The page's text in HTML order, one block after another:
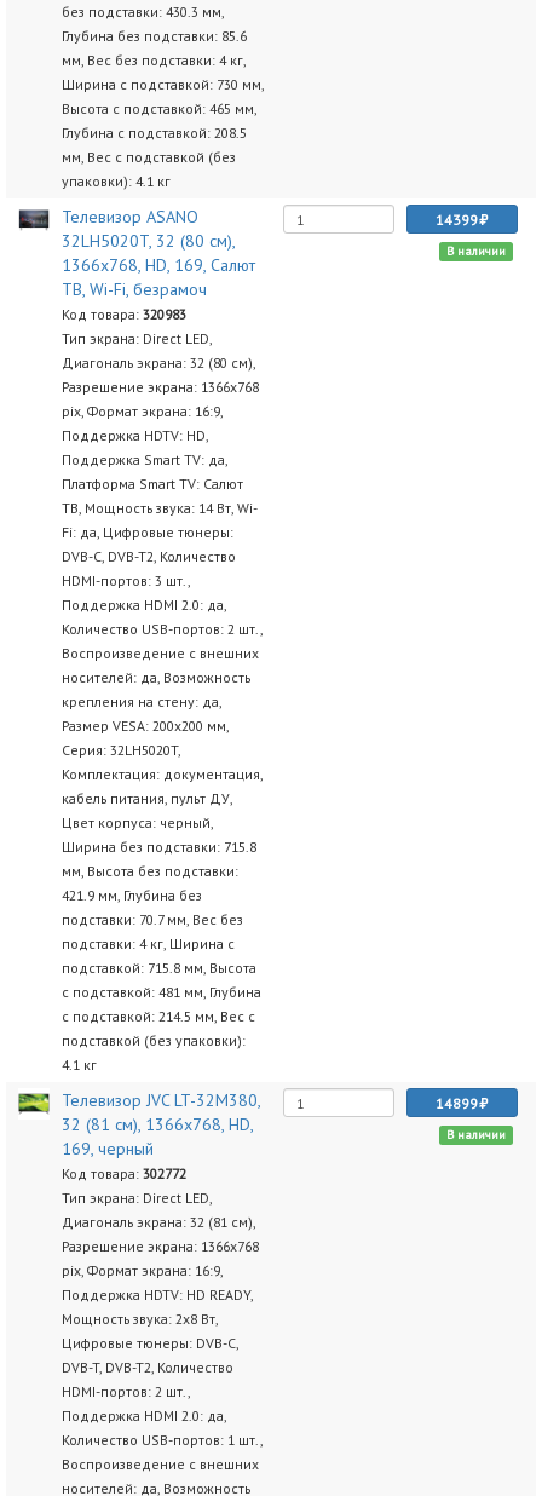
без подставки: 430.3 мм,
Глубина без подставки: 85.6
мм, Вес без подставки: 4 кг,
Ширина с подставкой: 730 мм,
Высота с подставкой: 465 мм,
Глубина с подставкой: 208.5
мм, Вес с подставкой (без
упаковки): 4.1 кг
Телевизор ASANO
32LH5020T, 32 (80 см),
1366x768, HD, 169, Салют
ТВ, Wi-Fi, безрамоч
Код товара: 320983
Тип экрана: Direct LED,
Диагональ экрана: 32 (80 см),
Разрешение экрана: 1366x768
pix, Формат экрана: 16:9,
Поддержка HDTV: HD,
Поддержка Smart TV: да,
Платформа Smart TV: Салют
ТВ, Мощность звука: 14 Вт, Wi-
Fi: да, Цифровые тюнеры:
DVB-C, DVB-T2, Количество
HDMI-портов: 3 шт.,
Поддержка HDMI 2.0: да,
Количество USB-портов: 2 шт.,
Воспроизведение с внешних
носителей: да, Возможность
крепления на стену: да,
Размер VESA: 200x200 мм,
Серия: 32LH5020T,
Комплектация: документация,
кабель питания, пульт ДУ,
Цвет корпуса: черный,
Ширина без подставки: 715.8
мм, Высота без подставки:
421.9 мм, Глубина без
подставки: 70.7 мм, Вес без
подставки: 4 кг, Ширина с
подставкой: 715.8 мм, Высота
с подставкой: 481 мм, Глубина
с подставкой: 214.5 мм, Вес с
подставкой (без упаковки):
4.1 кг
14399
В наличии
Телевизор JVC LT-32M380,
32 (81 см), 1366x768, HD,
169, черный
Код товара: 302772
Тип экрана: Direct LED,
Диагональ экрана: 32 (81 см),
Разрешение экрана: 1366x768
pix, Формат экрана: 16:9,
Поддержка HDTV: HD READY,
Мощность звука: 2х8 Вт,
Цифровые тюнеры: DVB-C,
DVB-T, DVB-T2, Количество
HDMI-портов: 2 шт.,
Поддержка HDMI 2.0: да,
Количество USB-портов: 1 шт.,
Воспроизведение с внешних
носителей: да, Возможность
14899
В наличии